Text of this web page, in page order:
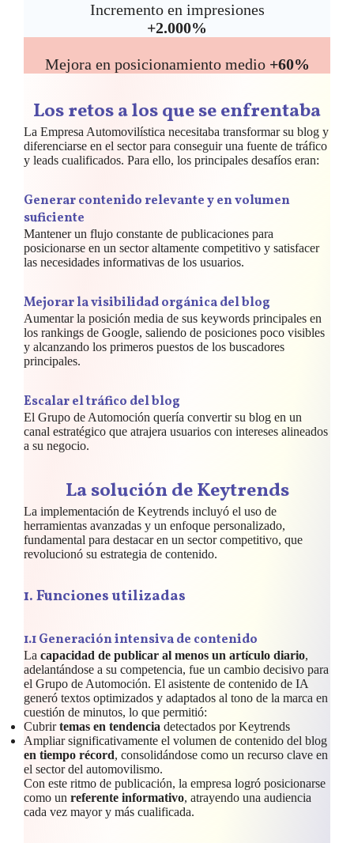
Incremento en impresiones
+2.000%
Mejora en posicionamiento medio +60%
Los retos a los que se enfrentaba
La Empresa Automovilística necesitaba transformar su blog y
diferenciarse en el sector para conseguir una fuente de tráfico
y leads cualificados. Para ello, los principales desafíos eran:
Generar contenido relevante y en volumen
suficiente
Mantener un flujo constante de publicaciones para
posicionarse en un sector altamente competitivo y satisfacer
las necesidades informativas de los usuarios.
Mejorar la visibilidad orgánica del blog
Aumentar la posición media de sus keywords principales en
los rankings de Google, saliendo de posiciones poco visibles
y alcanzando los primeros puestos de los buscadores
principales.
Escalar el tráfico del blog
El Grupo de Automoción quería convertir su blog en un
canal estratégico que atrajera usuarios con intereses alineados
a su negocio.
La solución de Keytrends
La implementación de Keytrends incluyó el uso de
herramientas avanzadas y un enfoque personalizado,
fundamental para destacar en un sector competitivo, que
revolucionó su estrategia de contenido.
1.Funciones utilizadas
1.1 Generación intensiva de contenido
La capacidad de publicar al menos un artículo diario,
adelantándose a su competencia, fue un cambio decisivo para
el Grupo de Automoción. El asistente de contenido de IA
generó textos optimizados y adaptados al tono de la marca en
cuestión de minutos, lo que permitió:
Cubrirtemas en tendencia detectados por Keytrends
Ampliar significativamente el volumen de contenido del blog
en tiempo récord, consolidándose como un recurso clave en
el sector del automovilismo.
Con este ritmo de publicación, la empresa logró posicionarse
como un referente informativo, atrayendo una audiencia
cada vez mayor y más cualificada.